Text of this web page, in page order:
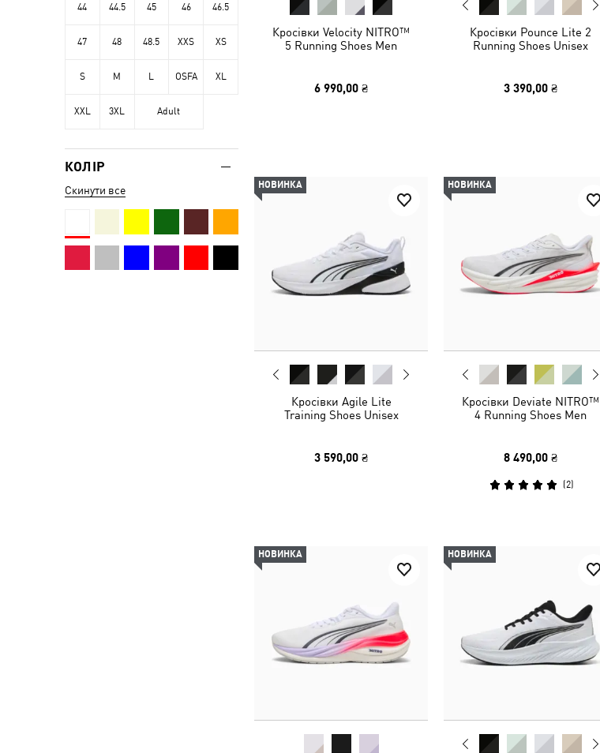
Кросівки Velocity NITRO™
5 Running Shoes Men
6 990,00 ₴
Кросівки Pounce Lite 2
Running Shoes Unisex
3 390,00 ₴
НОВИНКА
Кросівки Agile Lite
Training Shoes Unisex
3 590,00 ₴
НОВИНКА
Кросівки Deviate NITRO™
4 Running Shoes Men
8 490,00 ₴
(2)
НОВИНКА НОВИНКА
44 44.5 45 46 46.5
47 48 48.5 XXS XS
S M L OSFA XL
XXL 3XL Adult
КОЛІР
Скинути все